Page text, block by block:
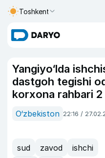
Toshkent
Yangiyo‘lda
dastgoh tegishi
korxona rahbari 2
O‘zbekiston 22:16 /
sud zavod
ishchi